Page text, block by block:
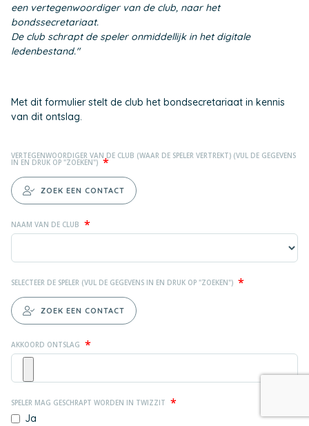
een vertegenwoordiger van de club, naar het
bondssecretariaat.
De club schrapt de speler onmiddellijk in het digitale
ledenbestand."
Met dit formulier stelt de club het bondsecretariaat in kennis
van dit ontslag.
VERTEGENWOORDIGER VAN DE CLUB (WAAR DE SPELER VERTREKT) (VUL DE GEGEVENS
IN EN DRUK OP "ZOEKEN") *
ZOEK EEN CONTACT
NAAM VAN DE CLUB *
SELECTEER DE SPELER (VUL DE GEGEVENS IN EN DRUK OP "ZOEKEN") *
ZOEK EEN CONTACT
AKKOORD ONTSLAG *
SPELER MAG GESCHRAPT WORDEN IN TWIZZIT *
Ja